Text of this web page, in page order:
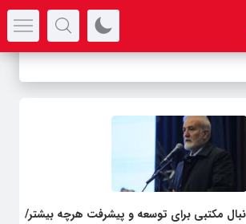
مکتبی برای توسعه و پیشرفت هرچه بیشتر/